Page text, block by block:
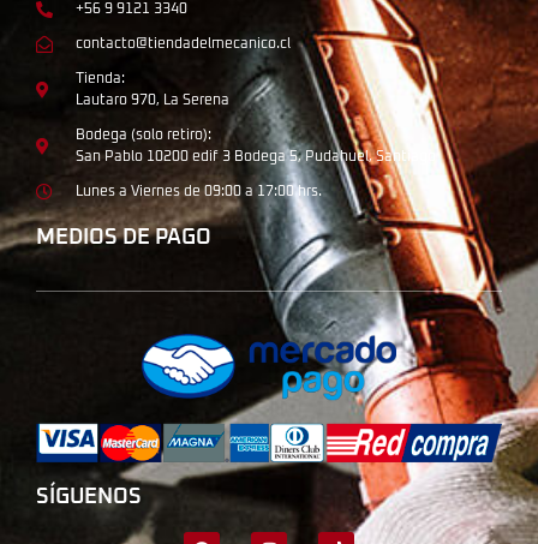
+56 9 9121 3340
contacto@tiendadelmecanico.cl
Tienda:
Lautaro 970, La Serena
Bodega (solo retiro):
San Pablo 10200 edif 3 Bodega 5, Pudahuel, Santiago
Lunes a Viernes de 09:00 a 17:00 hrs.
MEDIOS DE PAGO
SÍGUENOS